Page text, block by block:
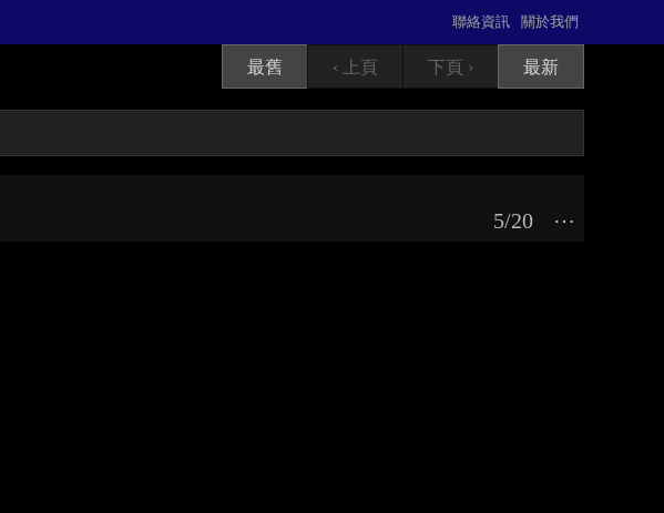
關於我們
聯絡資訊
最舊 ‹ 上頁 下頁 › 最新
⋯
5/20